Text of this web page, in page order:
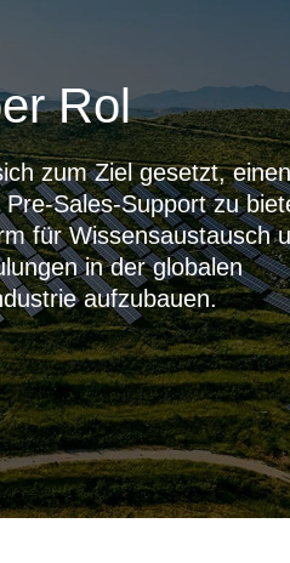
Rol
zum Ziel gesetzt,
Sales-Support zu
für Wissensaustausch
in der globalen
aufzubauen.